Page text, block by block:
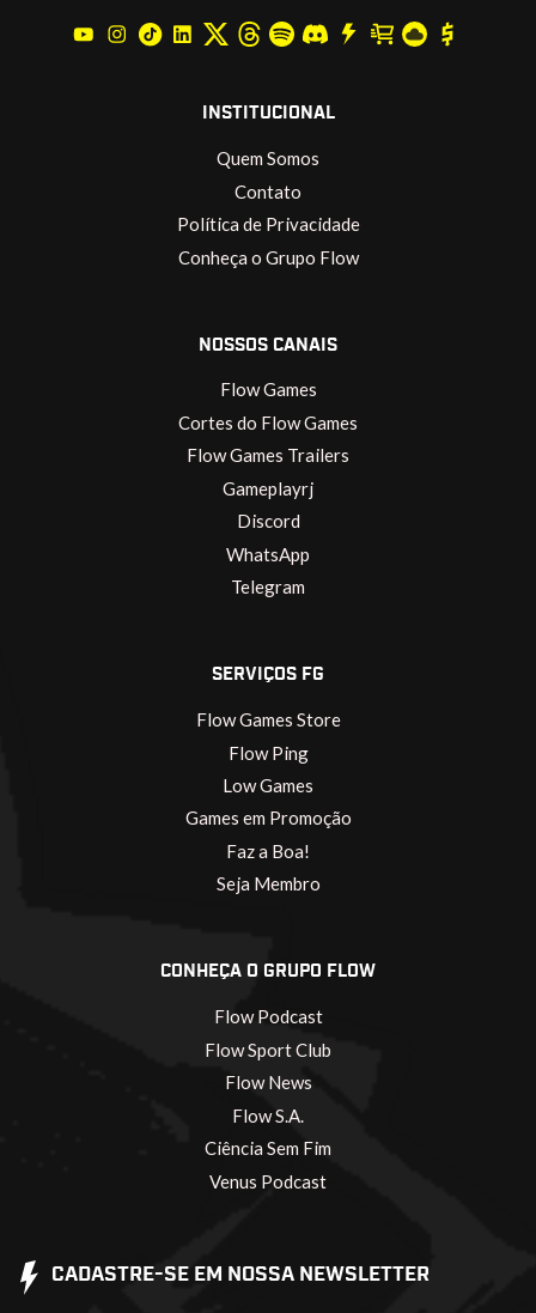
INSTITUCIONAL
Quem Somos
Contato
Política de Privacidade
Conheça o Grupo Flow
NOSSOS CANAIS
Flow Games
Cortes do Flow Games
Flow Games Trailers
Gameplayrj
Discord
WhatsApp
Telegram
SERVIÇOS FG
Flow Games Store
Flow Ping
Low Games
Games em Promoção
Faz a Boa!
Seja Membro
CONHEÇA O GRUPO FLOW
Flow Podcast
Flow Sport Club
Flow News
Flow S.A.
Ciência Sem Fim
Venus Podcast
CADASTRE-SE EM NOSSA NEWSLETTER